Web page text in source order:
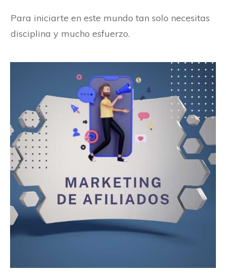
Para iniciarte en este mundo tan solo necesitas
disciplina y mucho esfuerzo.